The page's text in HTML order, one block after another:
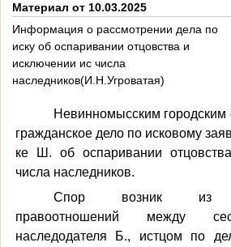
Материал от 10.03.2025
Информация о рассмотрении дела по
иску об оспаривании отцовства и
исключении ис числа
наследников(И.Н.Угроватая)
Невинномысским городским
гражданское дело по исковому
ке Ш. об оспаривании
числа наследников.
Спор возник из
правоотношений между
наследодателя Б., истцом по